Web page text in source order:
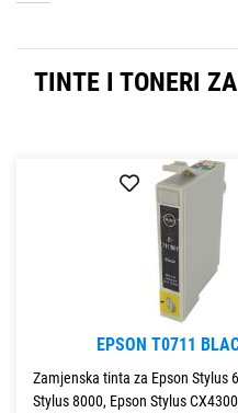
TINTE I TONERI
EPSON T0711
Zamjenska tinta za Epson Stylus
Stylus 8000, Epson Stylus